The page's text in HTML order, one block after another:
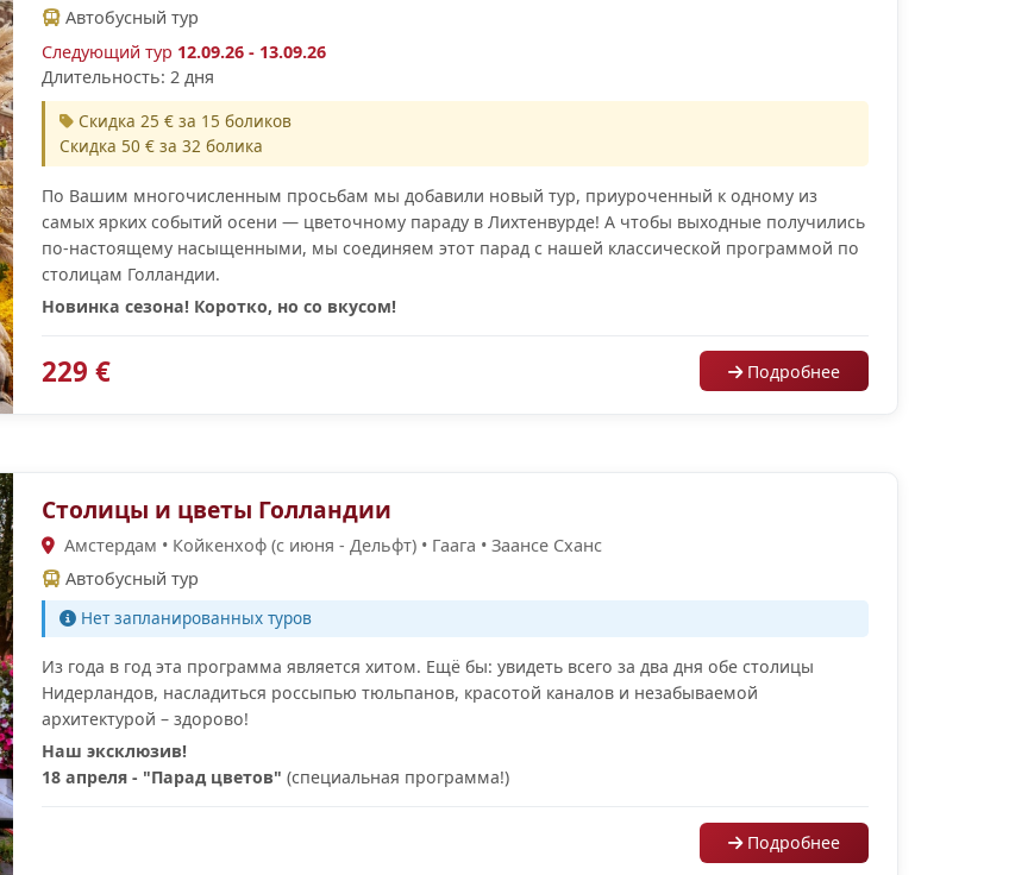
Автобусный тур
Следующий тур 12.09.26 - 13.09.26
Длительность: 2 дня
Скидка 25 € за 15 боликов
Скидка 50 € за 32 болика
По Вашим многочисленным просьбам мы добавили новый тур, приуроченный к одному из
самых ярких событий осени — цветочному параду в Лихтенвурде! А чтобы выходные получились
по-настоящему насыщенными, мы соединяем этот парад с нашей классической программой по
столицам Голландии.
Новинка сезона! Коротко, но со вкусом!
229 € Подробнее
Столицы и цветы Голландии
Амстердам • Койкенхоф (с июня - Дельфт) • Гаага • Заансе Сханс
Автобусный тур
Нет запланированных туров
Из года в год эта программа является хитом. Ещё бы: увидеть всего за два дня обе столицы
Нидерландов, насладиться россыпью тюльпанов, красотой каналов и незабываемой
архитектурой – здорово!
Наш эксклюзив!
18 апреля - "Парад цветов" (специальная программа!)
Подробнее